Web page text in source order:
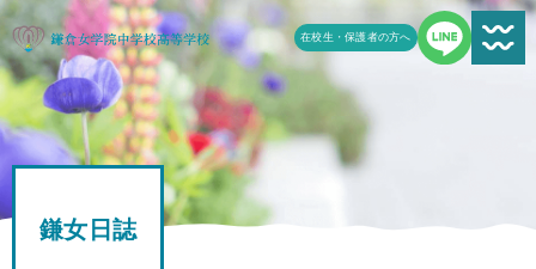
在校生・保護者の方へ
新着情報一覧
受験生の方へ
学校案内
鎌女日誌